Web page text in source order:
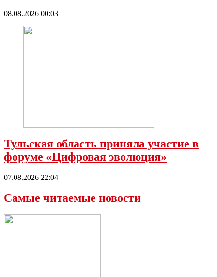
08.08.2026 00:03
Тульская область приняла участие в
форуме «Цифровая эволюция»
07.08.2026 22:04
Самые читаемые новости